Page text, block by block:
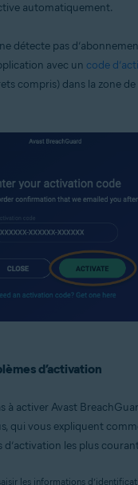
automatiquement.
détecte pas
avec un code
compris) dans la zone
d’activation
à activer Avast
qui vous expliquent
les plus
les informations